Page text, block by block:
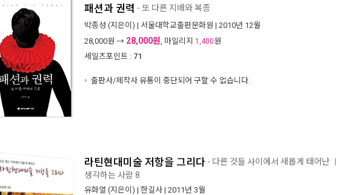
패션과 권력 - 또 다른 지배와 복종
박종성 (지은이) | 서울대학교출판문화원 | 2010년 12월
28,000원 → 28,000원, 마일리지 1,400원
세일즈포인트 : 71
출판사/제작사 유통이 중단되어 구할 수 없습니다.
라틴현대미술 저항을 그리다 - 다른 것들 사이에서 새롭게 태어난
생각하는 사람 8
유화열 (지은이) | 한길사 | 2011년 3월